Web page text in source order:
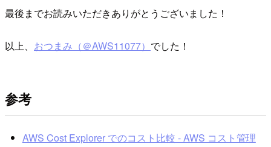
最後までお読みいただきありがとうございました！
以上、 おつまみ（＠AWS11077） でした！
参考
AWS Cost Explorer でのコスト比較 - AWS コスト管理